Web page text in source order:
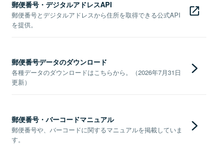
郵便番号・デジタルアドレスAPI
郵便番号とデジタルアドレスから住所を取得できる公式API
を提供。
郵便番号データのダウンロード
各種データのダウンロードはこちらから。（2026年7月31日
更新）
郵便番号・バーコードマニュアル
郵便番号や、バーコードに関するマニュアルを掲載していま
す。